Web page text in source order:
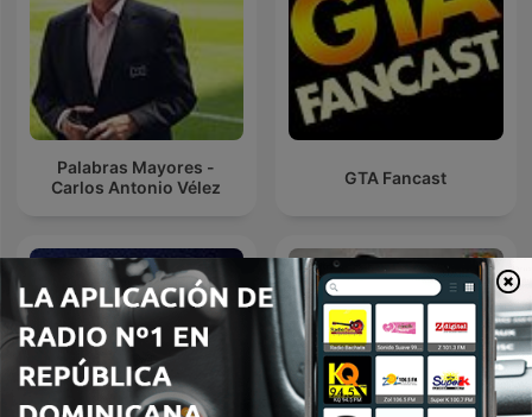
Palabras Mayores -
Carlos Antonio Vélez
GTA Fancast